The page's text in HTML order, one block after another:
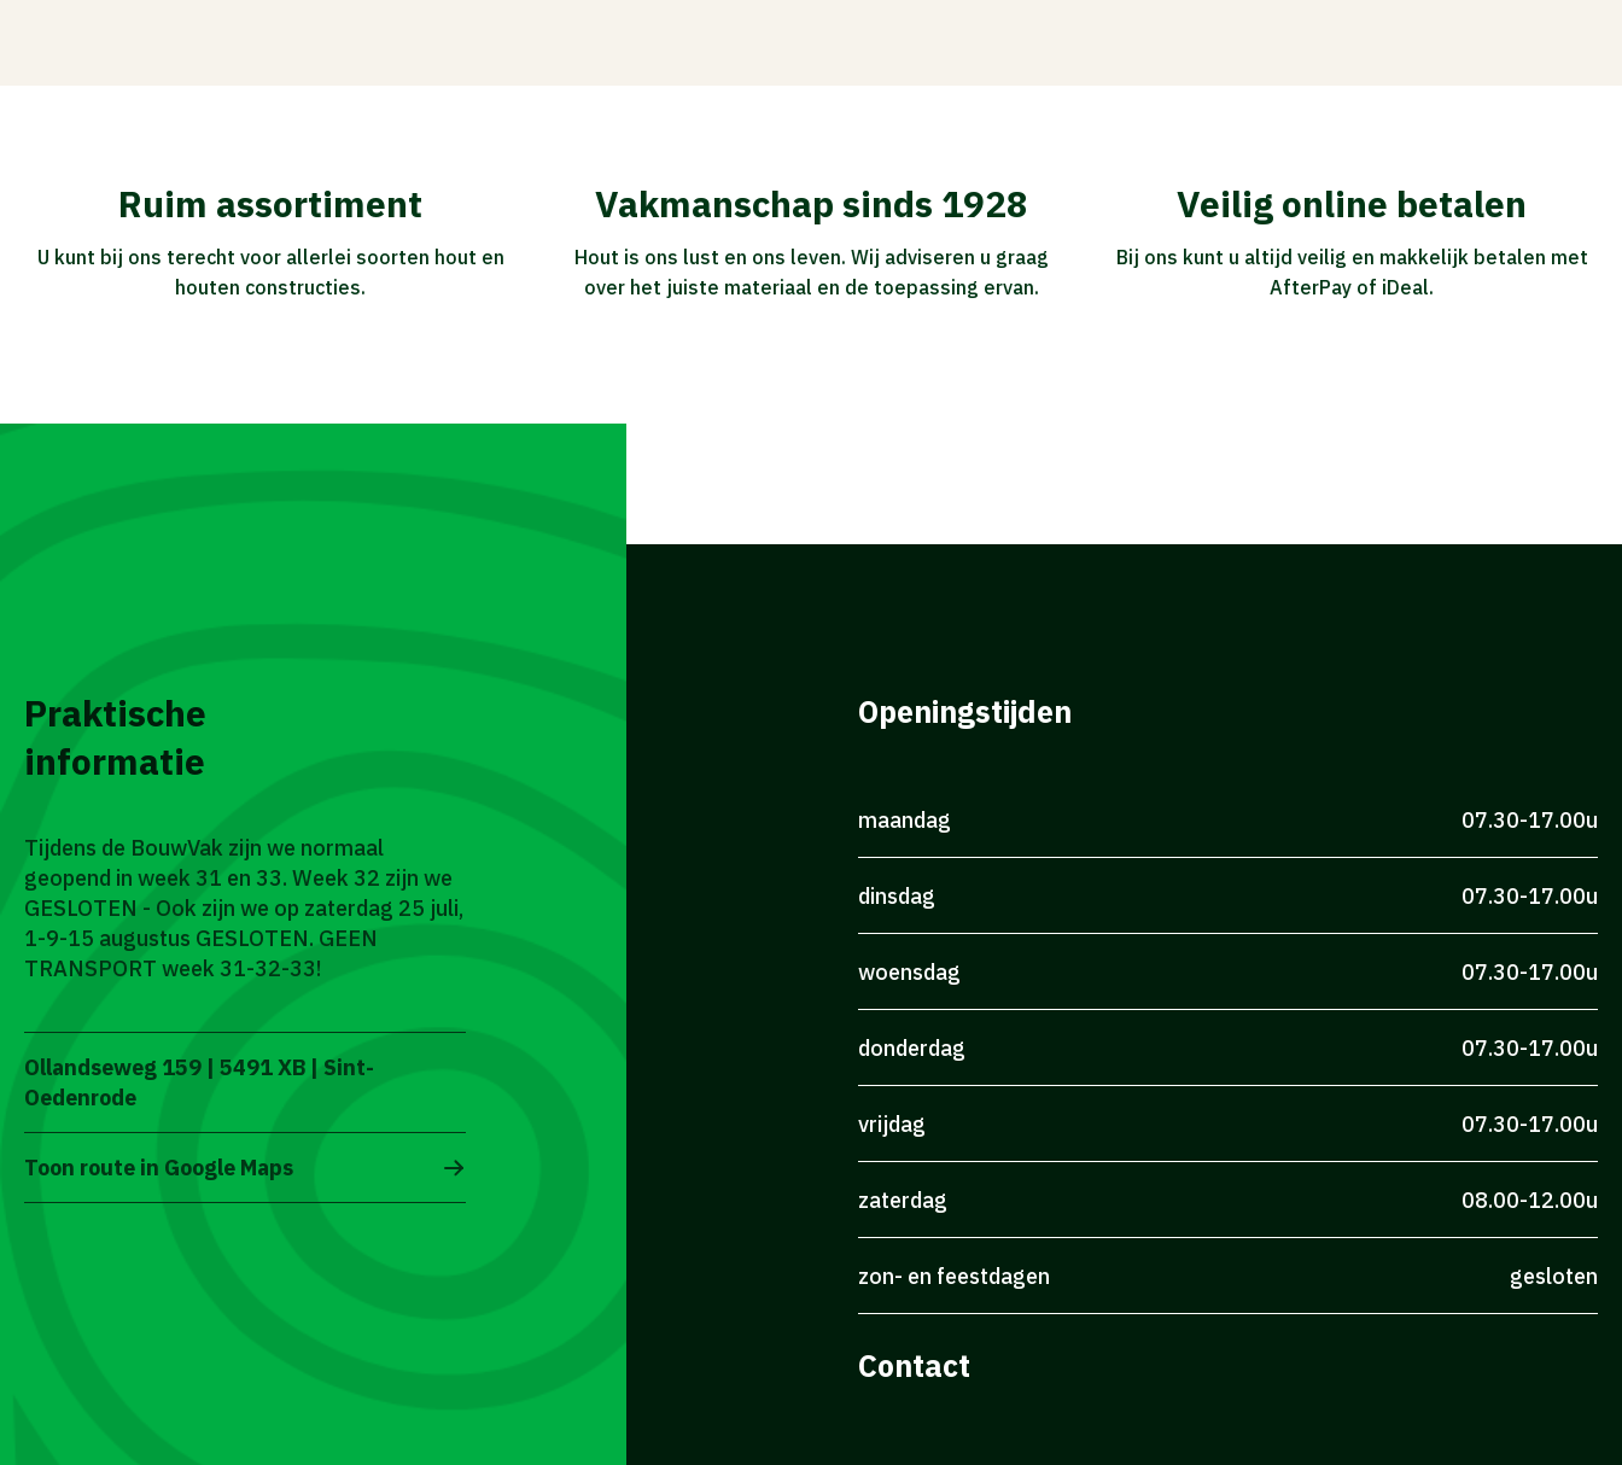
Ruim assortiment
U kunt bij ons terecht voor allerlei soorten hout en
houten constructies.
Vakmanschap sinds 1928
Hout is ons lust en ons leven. Wij adviseren u graag
over het juiste materiaal en de toepassing ervan.
Veilig online betalen
Bij ons kunt u altijd veilig en makkelijk betalen met
AfterPay of iDeal.
Praktische
informatie
Tijdens de BouwVak zijn we normaal
geopend in week 31 en 33. Week 32 zijn we
GESLOTEN - Ook zijn we op zaterdag 25 juli,
1-9-15 augustus GESLOTEN. GEEN
TRANSPORT week 31-32-33!
Ollandseweg 159 | 5491 XB | Sint-
Oedenrode
Toon route in Google Maps
Openingstijden
maandag 07.30-17.00u
dinsdag 07.30-17.00u
woensdag 07.30-17.00u
donderdag 07.30-17.00u
vrijdag 07.30-17.00u
zaterdag 08.00-12.00u
zon- en feestdagen gesloten
Contact